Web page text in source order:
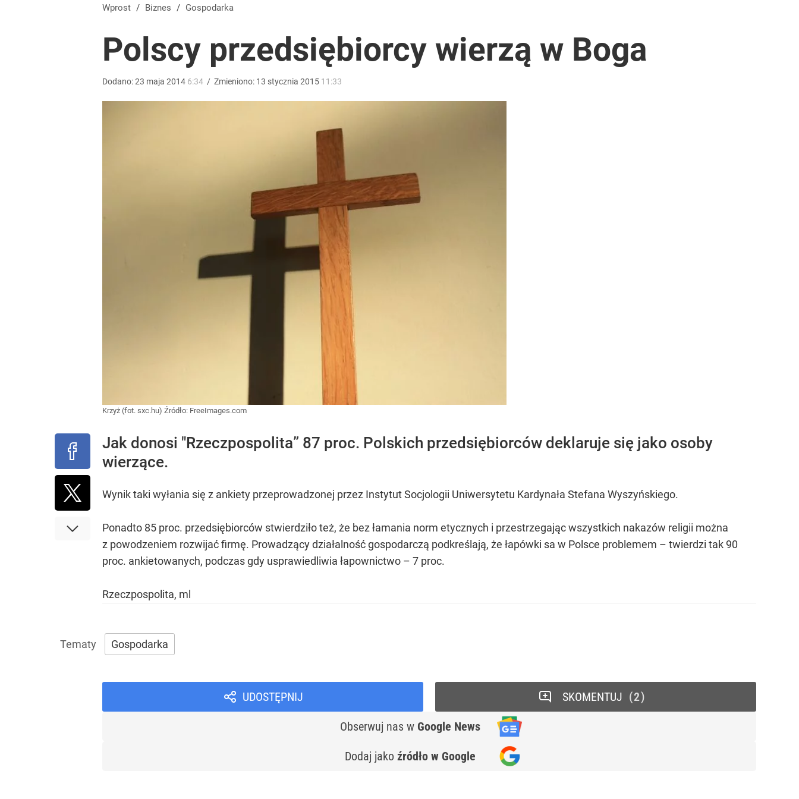
Wprost / Biznes / Gospodarka
Polscy przedsiębiorcy wierzą w Boga
Dodano:23 maja 2014 6:34 / Zmieniono: 13 stycznia 2015 11:33
Krzyż (fot. sxc.hu) Źródło: FreeImages.com
Jak donosi "Rzeczpospolita” 87 proc. Polskich przedsiębiorców deklaruje się jako osoby
wierzące.
Wynik taki wyłania się z ankiety przeprowadzonej przez Instytut Socjologii Uniwersytetu Kardynała Stefana Wyszyńskiego.
Ponadto 85 proc. przedsiębiorców stwierdziło też, że bez łamania norm etycznych i przestrzegając wszystkich nakazów religii można
z powodzeniem rozwijać firmę. Prowadzący działalność gospodarczą podkreślają, że łapówki sa w Polsce problemem – twierdzi tak 90
proc. ankietowanych, podczas gdy usprawiedliwia łapownictwo – 7 proc.
Rzeczpospolita, ml
Gospodarka
UDOSTĘPNIJ
Obserwuj nas w Google News
Dodaj jako źródło w Google
SKOMENTUJ 2